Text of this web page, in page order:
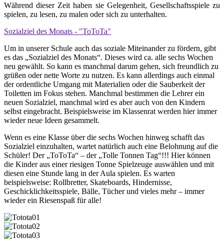
Während dieser Zeit haben sie Gelegenheit, Gesellschaftsspiele zu
spielen, zu lesen, zu malen oder sich zu unterhalten.
Sozialziel des Monats - "ToToTa"
Um in unserer Schule auch das soziale Miteinander zu fördern, gibt
es das „Sozialziel des Monats“. Dieses wird ca. alle sechs Wochen
neu gewählt. So kann es manchmal darum gehen, sich freundlich zu
grüßen oder nette Worte zu nutzen. Es kann allerdings auch einmal
der ordentliche Umgang mit Materialien oder die Sauberkeit der
Toiletten im Fokus stehen. Manchmal bestimmen die Lehrer ein
neuen Sozialziel, manchmal wird es aber auch von den Kindern
selbst eingebracht. Beispielsweise im Klassenrat werden hier immer
wieder neue Ideen gesammelt.
Wenn es eine Klasse über die sechs Wochen hinweg schafft das
Sozialziel einzuhalten, wartet natürlich auch eine Belohnung auf die
Schüler! Der „ToToTa“ – der „Tolle Tonnen Tag“!!! Hier können
die Kinder aus einer riesigen Tonne Spielzeuge auswählen und mit
diesen eine Stunde lang in der Aula spielen. Es warten
beispielsweise: Rollbretter, Skateboards, Hindernisse,
Geschicklichkeitsspiele, Bälle, Tücher und vieles mehr – immer
wieder ein Riesenspaß für alle!